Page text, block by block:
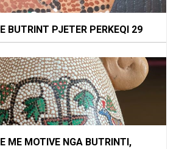
BUTRINT PJETER PERKEQI 29
ME MOTIVE NGA BUTRINTI,